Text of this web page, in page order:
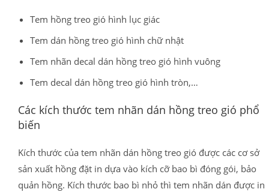
Tem hồng treo gió hình lục giác
Tem dán hồng treo gió hình chữ nhật
Tem nhãn decal dán hồng treo gió hình vuông
Tem decal dán hồng treo gió hình tròn,…
Các kích thước tem nhãn dán hồng treo gió phổ
biến
Kích thước của tem nhãn dán hồng treo gió được các cơ sở
sản xuất hồng đặt in dựa vào kích cỡ bao bì đóng gói, bảo
quản hồng. Kích thước bao bì nhỏ thì tem nhãn dán được in